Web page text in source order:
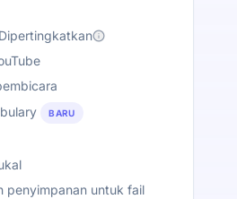
BARU
penyimpanan untuk fail